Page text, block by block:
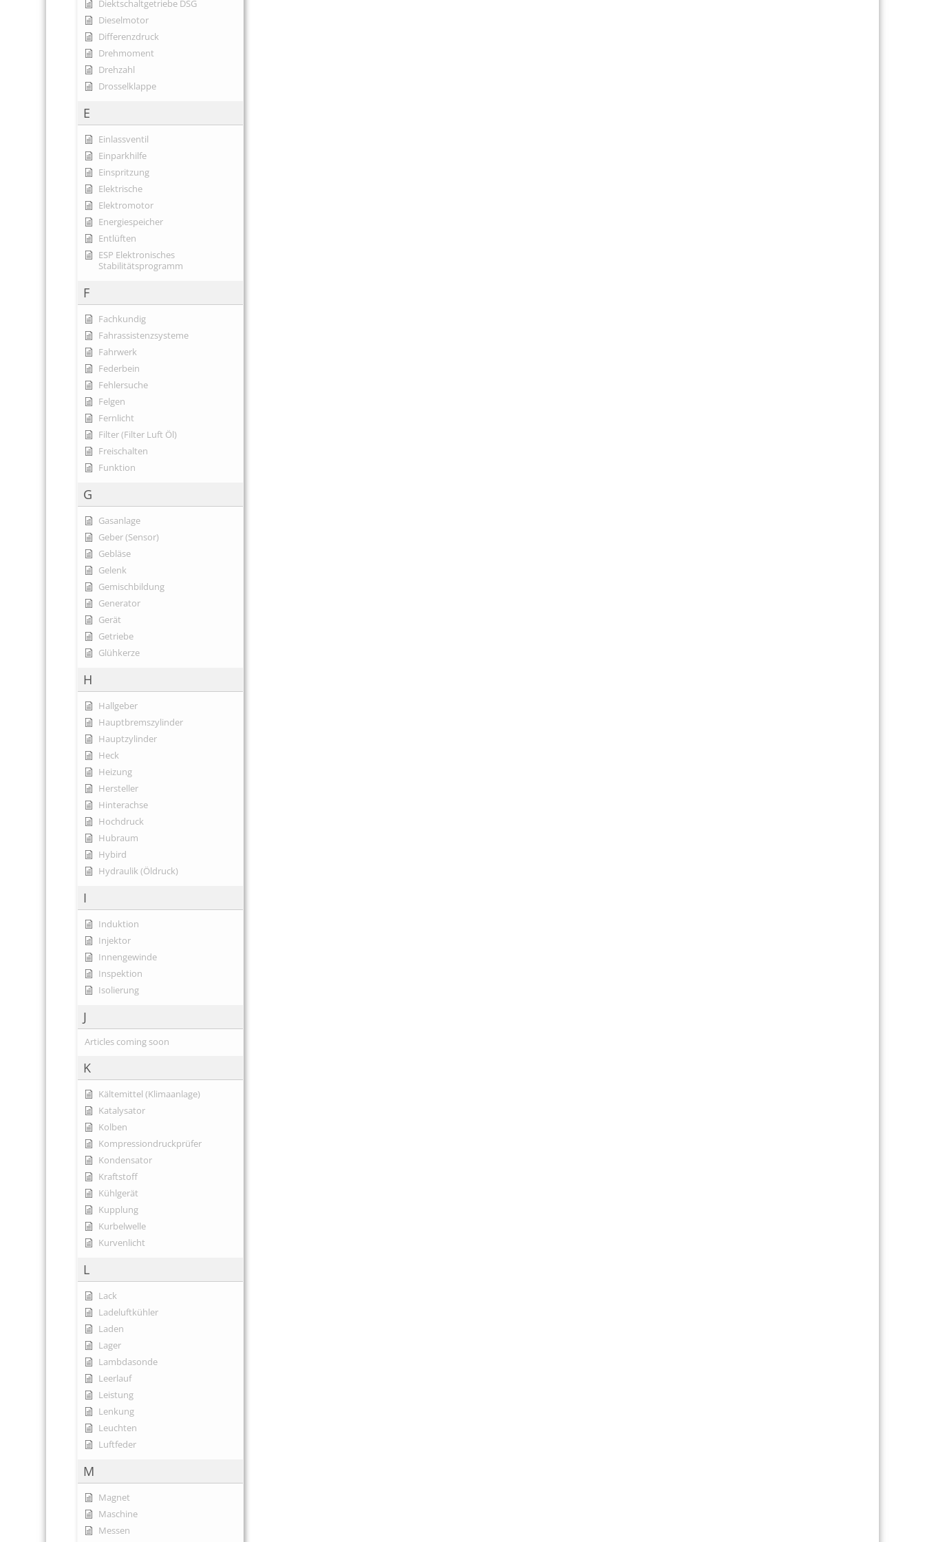
Diektschaltgetriebe DSG
Dieselmotor
Differenzdruck
Drehmoment
Drehzahl
Drosselklappe
E
Einlassventil
Einparkhilfe
Einspritzung
Elektrische
Elektromotor
Energiespeicher
Entlüften
ESP Elektronisches
Stabilitätsprogramm
F
Fachkundig
Fahrassistenzsysteme
Fahrwerk
Federbein
Fehlersuche
Felgen
Fernlicht
Filter (Filter Luft Öl)
Freischalten
Funktion
G
Gasanlage
Geber (Sensor)
Gebläse
Gelenk
Gemischbildung
Generator
Gerät
Getriebe
Glühkerze
H
Hallgeber
Hauptbremszylinder
Hauptzylinder
Heck
Heizung
Hersteller
Hinterachse
Hochdruck
Hubraum
Hybird
Hydraulik (Öldruck)
I
Induktion
Injektor
Innengewinde
Inspektion
Isolierung
J
Articles coming soon
K
Kältemittel (Klimaanlage)
Katalysator
Kolben
Kompressiondruckprüfer
Kondensator
Kraftstoff
Kühlgerät
Kupplung
Kurbelwelle
Kurvenlicht
L
Lack
Ladeluftkühler
Laden
Lager
Lambdasonde
Leerlauf
Leistung
Lenkung
Leuchten
Luftfeder
M
Magnet
Maschine
Messen